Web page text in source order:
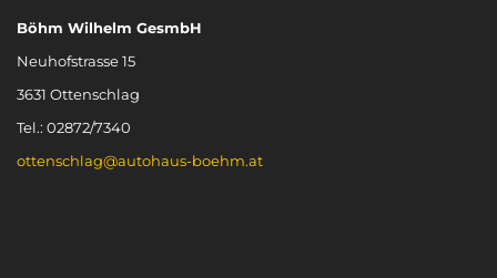
Böhm Wilhelm GesmbH
Neuhofstrasse 15
3631 Ottenschlag
Tel.: 02872/7340
ottenschlag@autohaus-boehm.at